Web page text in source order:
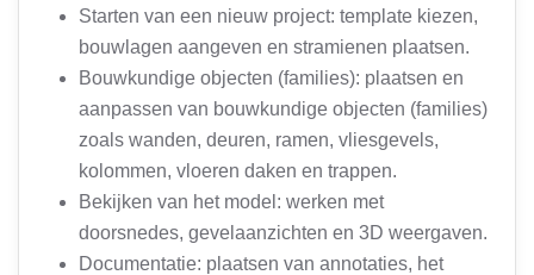
Starten van een nieuw project: template kiezen,
bouwlagen aangeven en stramienen plaatsen.
Bouwkundige objecten (families): plaatsen en
aanpassen van bouwkundige objecten (families)
zoals wanden, deuren, ramen, vliesgevels,
kolommen, vloeren daken en trappen.
Bekijken van het model: werken met
doorsnedes, gevelaanzichten en 3D weergaven.
Documentatie: plaatsen van annotaties, het